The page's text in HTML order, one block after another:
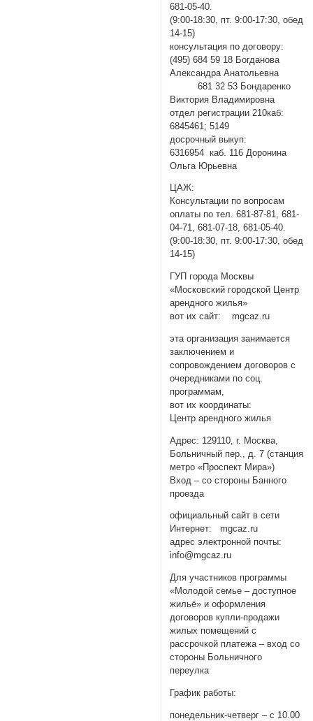
681-05-40.
(9:00-18:30, пт. 9:00-17:30, обед
14-15)
консультация по договору:
(495) 684 59 18 Богданова
Александра Анатольевна
681 32 53 Бондаренко
Виктория Владимировна
отдел регистрации 210каб:
6845461; 5149
досрочный выкуп:
6316954 каб. 116 Доронина
Ольга Юрьевна
ЦАЖ:
Консультации по вопросам
оплаты по тел. 681-87-81, 681-
04-71, 681-07-18, 681-05-40.
(9:00-18:30, пт. 9:00-17:30, обед
14-15)
ГУП города Москвы
«Московский городской Центр
арендного жилья»
вот их сайт: mgcaz.ru
эта организация занимается
заключением и
сопровождением договоров с
очередниками по соц.
программам,
вот их координаты:
Центр арендного жилья
Адрес: 129110, г. Москва,
Больничный пер., д. 7 (станция
метро «Проспект Мира»)
Вход – со стороны Банного
проезда
официальный сайт в сети
Интернет: mgcaz.ru
адрес электронной почты:
info@mgcaz.ru
Для участников программы
«Молодой семье – доступное
жильё» и оформления
договоров купли-продажи
жилых помещений с
рассрочкой платежа – вход со
стороны Больничного
переулка
График работы:
понедельник-четверг – с 10.00